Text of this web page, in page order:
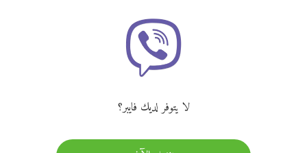
لا يتوفر لديك فايبر؟